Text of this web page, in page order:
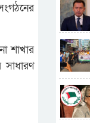
শাখার